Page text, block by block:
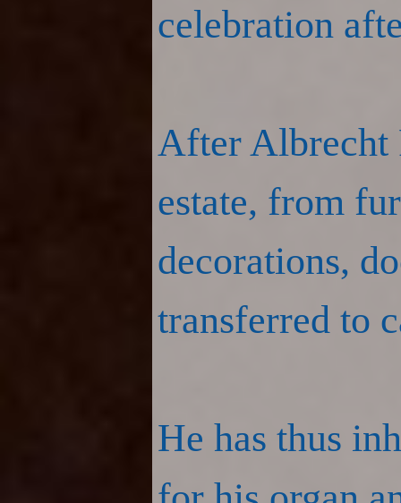
celebration
After Albrecht
estate, from
decorations,
transferred to
He has thus